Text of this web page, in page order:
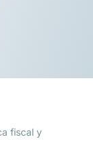
fiscal y